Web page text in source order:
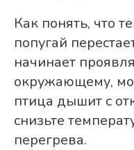
Как понять, что
попугай
начинает
окружающему,
птица дышит с
снизьте
перегрева.